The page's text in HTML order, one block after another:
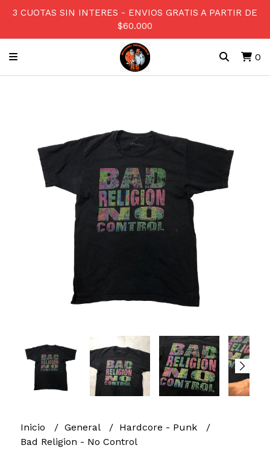
3 CUOTAS SIN INTERES - ENVIOS GRATIS A PARTIR DE
$60.000
0
Inicio General
Hardcore - Punk
Bad Religion - No Control